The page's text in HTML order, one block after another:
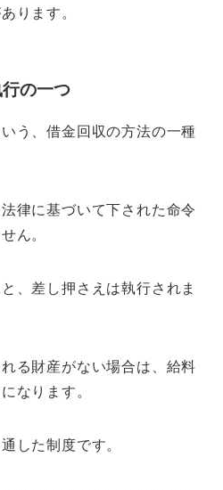
ります。
の一つ
う、借金回収の方法の一種
律に基づいて下された命令
ん。
、差し押さえは執行されま
る財産がない場合は、給料
なります。
した制度です。